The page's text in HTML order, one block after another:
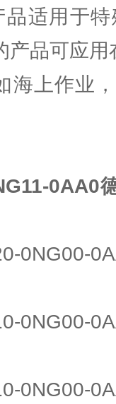
适用于
产品可应用
海上作业
0AA0
0NG00-
0NG00-
0NG00-